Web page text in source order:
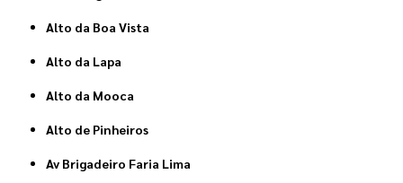
Alto da Boa Vista
Alto da Lapa
Alto da Mooca
Alto de Pinheiros
Av Brigadeiro Faria Lima